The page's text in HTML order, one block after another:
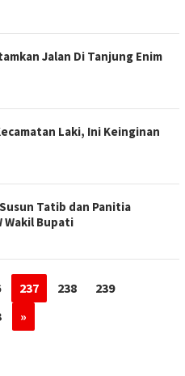
Jalan Di Tanjung Enim
Laki, Ini Keinginan
Tatib dan Panitia
Wakil Bupati
237 238 239
»